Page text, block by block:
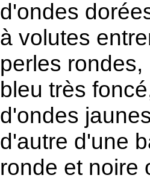
d'ondes
à volutes
perles
bleu très
d'ondes
d'autre d'une
ronde et noire